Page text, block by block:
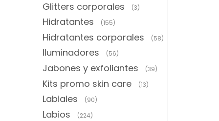
Glitters corporales (3)
Hidratantes (155)
Hidratantes corporales (58)
Iluminadores (56)
Jabones y exfoliantes (39)
Kits promo skin care (13)
Labiales (90)
Labios (224)